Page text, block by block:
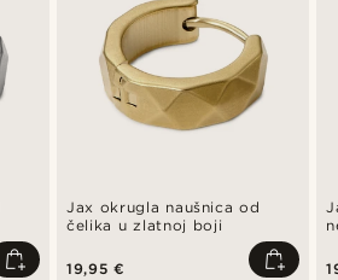
Jax okrugla naušnica od
čelika u zlatnoj boji
19,95 €